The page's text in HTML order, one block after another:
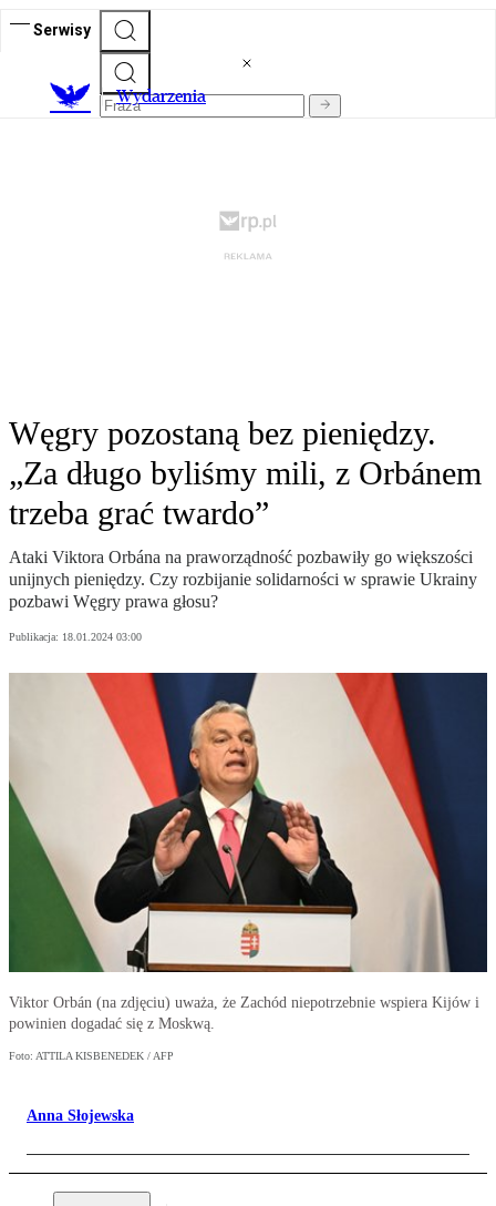
Serwisy
Wydarzenia
Węgry pozostaną bez pieniędzy.
„Za długo byliśmy mili, z Orbánem
trzeba grać twardo”
Ataki Viktora Orbána na praworządność pozbawiły go większości
unijnych pieniędzy. Czy rozbijanie solidarności w sprawie Ukrainy
pozbawi Węgry prawa głosu?
Publikacja: 18.01.2024 03:00
Viktor Orbán (na zdjęciu) uważa, że Zachód niepotrzebnie wspiera Kijów i
powinien dogadać się z Moskwą.
Foto: ATTILA KISBENEDEK / AFP
Anna Słojewska